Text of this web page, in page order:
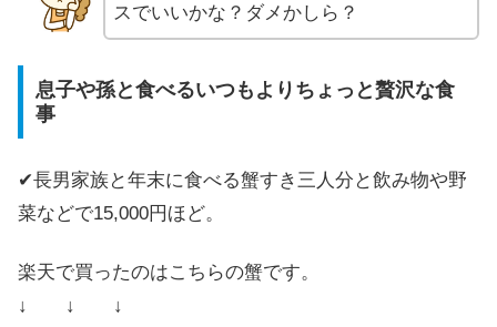
スでいいかな？ダメかしら？
息子や孫と食べるいつもよりちょっと贅沢な食
事
✔長男家族と年末に食べる蟹すき三人分と飲み物や野
菜などで15,000円ほど。
楽天で買ったのはこちらの蟹です。
↓ ↓ ↓